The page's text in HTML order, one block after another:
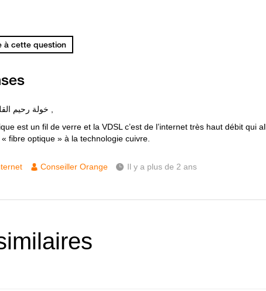
à cette question
est un fil de verre et la VDSL c’est de l’internet très haut débit qui
fibre optique » à la technologie cuivre.
Conseiller Orange Il y a plus de 2 ans